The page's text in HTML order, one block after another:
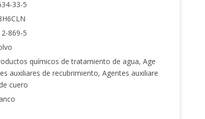
33-5
869-5
químicos de tratamiento de agua, Age
auxiliares de recubrimiento, Agentes auxiliare
cuero